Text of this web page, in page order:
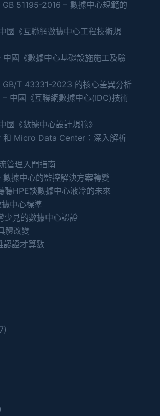
51195-2016 – 數據中心規範的
國《互聯網數據中心工程技術規
國《數據中心基礎設施施工及驗
GB/T 43331-2023 的核心差異分析
中國《互聯網數據中心(IDC)技術
國《數據中心設計規範》
Micro Data Center：深入解析
管理入門指南
據中心的監控解決方案轉變
HPE談數據中心液冷的未來
中心標準
少見的數據中心認證
體改變
證才算數